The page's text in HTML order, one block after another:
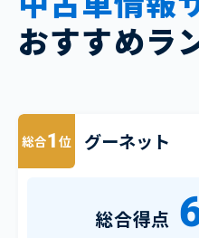
おすすめラ
総合1 位 グーネット
総合得点